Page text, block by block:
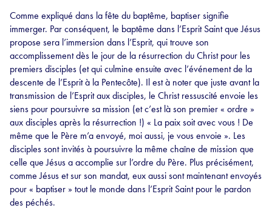
Comme expliqué dans la fête du baptême, baptiser signifie
immerger. Par conséquent, le baptême dans l’Esprit Saint que Jésus
propose sera l’immersion dans l’Esprit, qui trouve son
accomplissement dès le jour de la résurrection du Christ pour les
premiers disciples (et qui culmine ensuite avec l’événement de la
descente de l’Esprit à la Pentecôte). Il est à noter que juste avant la
transmission de l’Esprit aux disciples, le Christ ressuscité envoie les
siens pour poursuivre sa mission (et c’est là son premier « ordre »
aux disciples après la résurrection !) « La paix soit avec vous ! De
même que le Père m’a envoyé, moi aussi, je vous envoie ». Les
disciples sont invités à poursuivre la même chaîne de mission que
celle que Jésus a accomplie sur l’ordre du Père. Plus précisément,
comme Jésus et sur son mandat, eux aussi sont maintenant envoyés
pour « baptiser » tout le monde dans l’Esprit Saint pour le pardon
des péchés.